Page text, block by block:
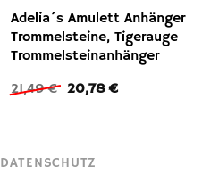
Adelia´s Amulett Anhänger
Trommelsteine, Tigerauge
Trommelsteinanhänger
21,49€ Ursprünglicher
20,78€Aktueller
DATENSCHUTZ